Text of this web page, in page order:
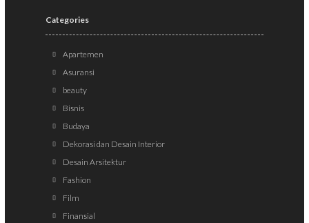
Categories
Apartemen
Asuransi
beauty
Bisnis
Budaya
Dekorasi dan Desain Interior
Desain Arsitektur
Fashion
Film
Finansial